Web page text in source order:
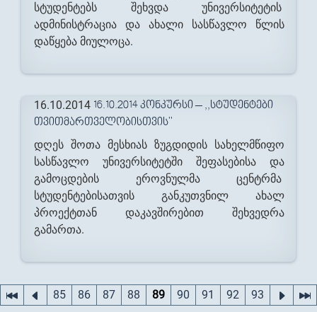
სტუდენტებს შეხვდა უნივერსიტეტის
ადმინისტრაცია და ახალი სასწავლო წლის
დაწყება მიულოცა.
16.10.2014 16.10.2014 ᲙᲝᲜᲙᲣᲠᲡᲘ – ,,ᲡᲢᲣᲓᲔᲜᲢᲔᲑᲘ
ᲗᲕᲘᲗᲛᲐᲠᲗᲕᲔᲚᲝᲑᲘᲡᲗᲕᲘᲡ''
დღეს შოთა მესხიას ზუგდიდის სახელმწიფო
სასწავლო უნივერსიტეტში შეფასებისა და
გამოცდების ეროვნულმა ცენტრმა
სტუდენტებისათვის განკუთვნილ ახალ
პროექტთან დაკავშირებით შეხვედრა
გამართა.
Pages
85 86 87 88 89 90 91 92 93